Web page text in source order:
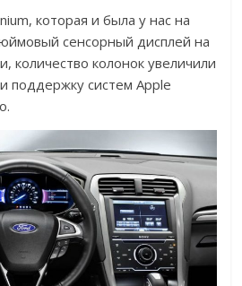
которая и была у нас на
сенсорный дисплей на
количество колонок увеличили
поддержку систем Apple